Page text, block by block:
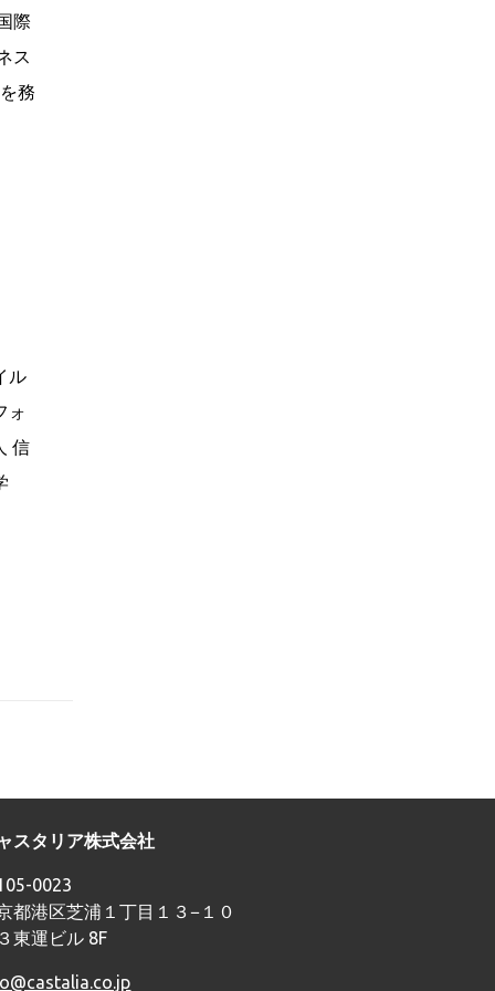
際
ス
務
ル
ォ
信
スタリア株式会社
0023
都港区芝浦１丁目１３−１０
東運ビル 8F